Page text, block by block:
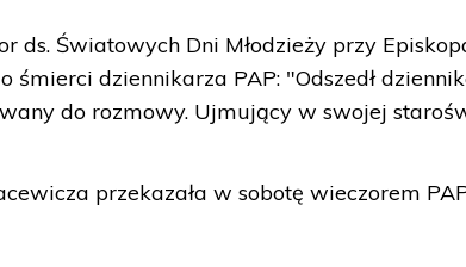
ds. Światowych Dni Młodzieży przy
śmierci dziennikarza PAP: "Odszedł
do rozmowy. Ujmujący w swojej
przekazała w sobotę wieczorem